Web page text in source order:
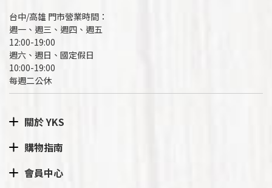
台中/高雄 門市營業時間：
週一、週三、週四、週五
12:00-19:00
週六、週日、國定假日
10:00-19:00
每週二公休
關於 YKS
購物指南
會員中心